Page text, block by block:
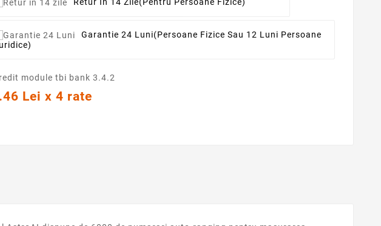
Garantie 24 Luni(persoane Fizice Sau 12 Luni Persoane
Lei x 4 rate